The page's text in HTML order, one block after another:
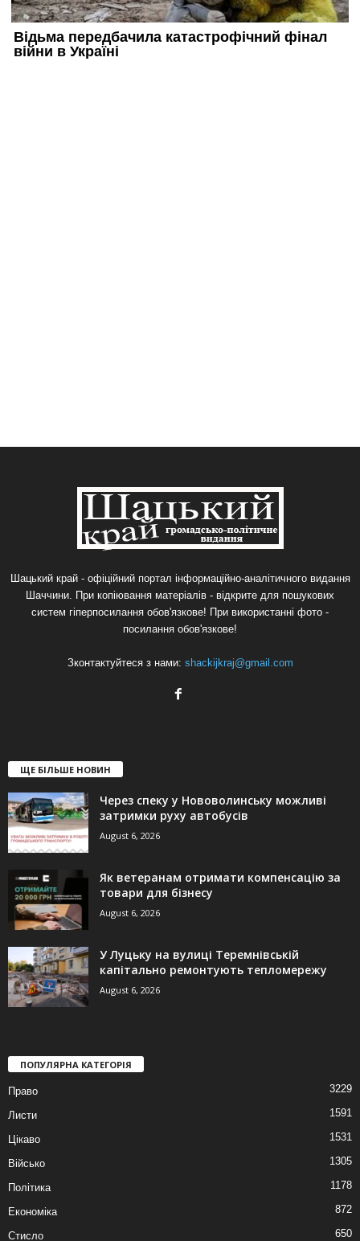
Шацький край - офіційний портал інформаційно-аналітичного видання
Шаччини. При копіювання матеріалів - відкрите для пошукових
систем гіперпосилання обов'язкове! При використанні фото -
посилання обов'язкове!
Зконтактуйтеся з нами: shackijkraj@gmail.com
ЩЕ БІЛЬШЕ НОВИН
Через спеку у Нововолинську можливі
затримки руху автобусів
August 6, 2026
Як ветеранам отримати компенсацію за
товари для бізнесу
August 6, 2026
У Луцьку на вулиці Теремнівській
капітально ремонтують тепломережу
August 6, 2026
ПОПУЛЯРНА КАТЕГОРІЯ
Право 3229
Листи 1591
Цікаво 1531
Військо 1305
Політика 1178
Економіка 872
Стисло 650